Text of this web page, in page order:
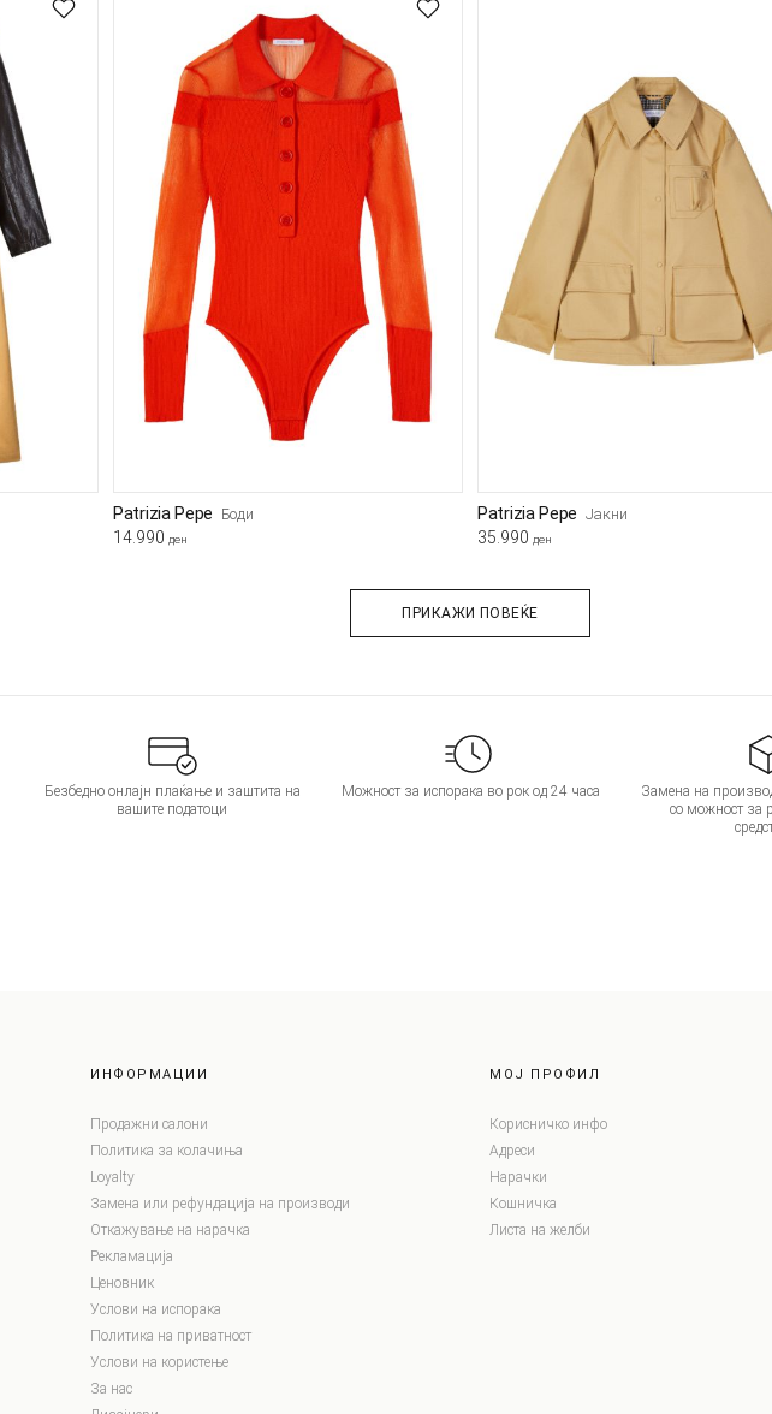
Patrizia Pepe Боди
14.990 ден
Patrizia Pepe Јакни
35.990 ден
ПРИКАЖИ ПОВЕЌЕ
Безбедно онлајн плаќање и заштита на
вашите податоци
Можност за испорака во рок од 24 часа
Замена на
со можност за
ИНФОРМАЦИИ
Продажни салони
Политика за колачиња
Loyalty
Замена или рефундација на производи
Откажување на нарачка
Рекламација
Ценовник
Услови на испорака
Политика на приватност
Услови на користење
За нас
МОЈ ПРОФИЛ
Корисничко инфо
Адреси
Нарачки
Кошничка
Листа на желби